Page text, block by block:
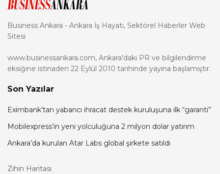
Business Ankara - Ankara İş Hayatı, Sektörel Haberler Web
Sitesi
www.businessankara.com, Ankara'daki PR ve bilgilendirme
eksiğine istinaden 22 Eylül 2010 tarihinde yayına başlamıştır.
Son Yazılar
Eximbank’tan yabancı ihracat destek kuruluşuna ilk “garanti”
Mobilexpress’in yeni yolculuğuna 2 milyon dolar yatırım
Ankara’da kurulan Atar Labs global şirkete satıldı
Zihin Haritası